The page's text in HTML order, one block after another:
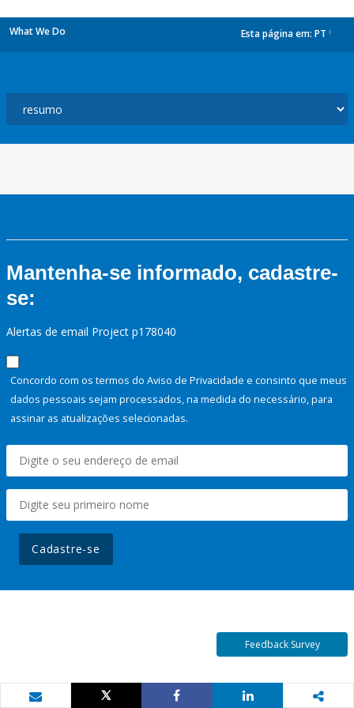
What We Do Esta página em: PT
Mantenha-se informado, cadastre-
se:
Alertas de email Project p178040
Concordo com os termos do Aviso de Privacidade e consinto que meus
dados pessoais sejam processados, na medida do necessário, para
assinar as atualizações selecionadas.
Cadastre-se
Feedback Survey